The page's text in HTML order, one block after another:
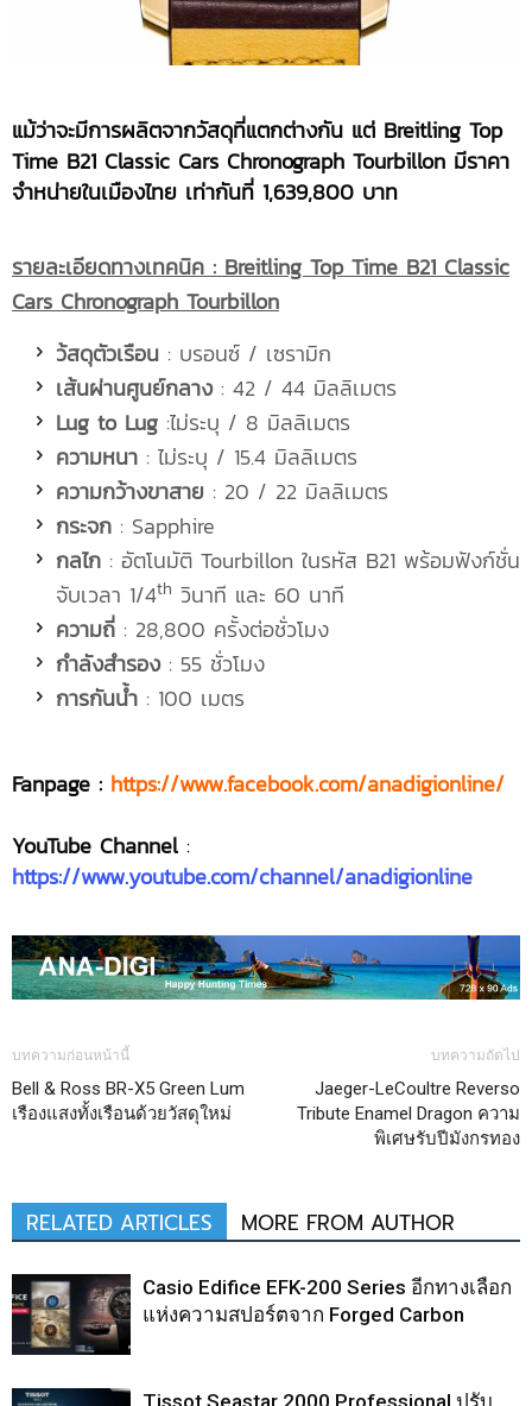
แม้ว่าจะมีการผลิตจากวัสดุที่แตกต่างกัน แต่ Breitling Top
Time B21 Classic Cars Chronograph Tourbillon มีราคา
จำหน่ายในเมืองไทย เท่ากันที่ 1,639,800 บาท
รายละเอียดทางเทคนิค : Breitling Top Time B21 Classic
Cars Chronograph Tourbillon
ว้สดุตัวเรือน : บรอนซ์ / เซรามิก
เส้นผ่านศูนย์กลาง: 42 / 44 มิลลิเมตร
Lug to Lug :ไม่ระบุ / 8 มิลลิเมตร
ความหนา : ไม่ระบุ / 15.4 มิลลิเมตร
ความกว้างขาสาย : 20 / 22 มิลลิเมตร
กระจก : Sapphire
กลไก : อัตโนมัติ Tourbillon ในรหัส B21 พร้อมฟังก์ชั่น
จับเวลา 1/4th วินาที และ 60 นาที
ความถี่ : 28,800 ครั้งต่อชั่วโมง
กำลังสำรอง: 55 ชั่วโมง
การกันน้ำ : 100 เมตร
Fanpage : https://www.facebook.com/anadigionline/
YouTube Channel :
https://www.youtube.com/channel/anadigionline
บทความก่อนหน้านี้
Bell & Ross BR-X5 Green Lum
เรืองแสงทั้งเรือนด้วยวัสดุใหม่
บทความถัดไป
Jaeger-LeCoultre Reverso
Tribute Enamel Dragon ความ
พิเศษรับปีมังกรทอง
RELATED ARTICLES MORE FROM AUTHOR
Casio Edifice EFK-200 Series อีกทางเลือก
แห่งความสปอร์ตจาก Forged Carbon
Tissot Seastar 2000 Professional ปรับ